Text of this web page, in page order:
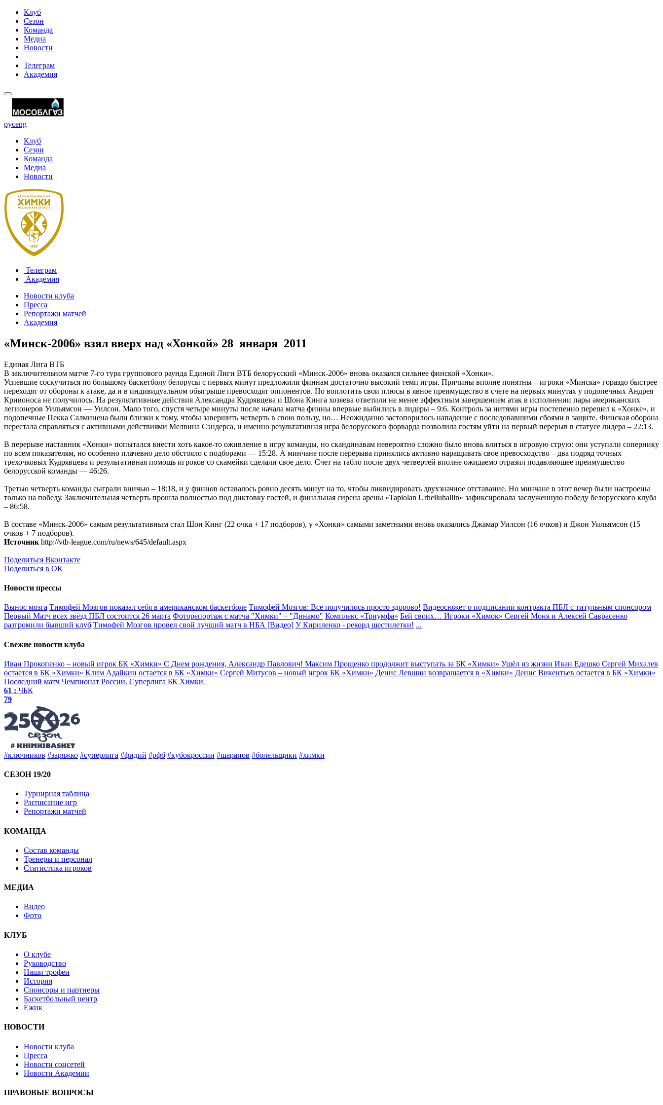
Клуб
Сезон
Команда
Медиа
Новости
Телеграм
Академия
русeng
Клуб
Сезон
Команда
Медиа
Новости
Телеграм
Академия
Новости клуба
Пресса
Репортажи матчей
Академия
«Минск-2006» взял вверх над «Хонкой» 28 января 2011
Единая Лига ВТБ
В заключительном матче 7-го тура группового раунда Единой Лиги ВТБ белорусский «Минск-2006» вновь оказался сильнее финской «Хонки».
Успевшие соскучиться по большому баскетболу белорусы с первых минут предложили финнам достаточно высокий темп игры. Причины вполне понятны – игроки «Минска» гораздо быстрее
переходят от обороны к атаке, да и в индивидуальном обыгрыше превосходят оппонентов. Но воплотить свои плюсы в явное преимущество в счете на первых минутах у подопечных Андрея
Кривоноса не получилось. На результативные действия Александра Кудрявцева и Шона Кинга хозяева ответили не менее эффектным завершением атак в исполнении пары американских
легионеров Уильямсон — Уилсон. Мало того, спустя четыре минуты после начала матча финны впервые выбились в лидеры – 9:6. Контроль за нитями игры постепенно перешел к «Хонке», и
подопечные Пекка Салминена были близки к тому, чтобы завершить четверть в свою пользу, но… Неожиданно застопорилось нападение с последовавшими сбоями в защите. Финская оборона
перестала справляться с активными действиями Мелвина Сэндерса, и именно результативная игра белорусского форварда позволила гостям уйти на первый перерыв в статусе лидера – 22:13.
В перерыве наставник «Хонки» попытался внести хоть какое-то оживление в игру команды, но скандинавам невероятно сложно было вновь влиться в игровую струю: они уступали сопернику
по всем показателям, но особенно плачевно дело обстояло с подборами — 15:28. А минчане после перерыва принялись активно наращивать свое превосходство – два подряд точных
трехочковых Кудрявцева и результативная помощь игроков со скамейки сделали свое дело. Счет на табло после двух четвертей вполне ожидаемо отразил подавляющее преимущество
белорусской команды — 46:26.
Третью четверть команды сыграли вничью – 18:18, и у финнов оставалось ровно десять минут на то, чтобы ликвидировать двухзначное отставание. Но минчане в этот вечер были настроены
только на победу. Заключительная четверть прошла полностью под диктовку гостей, и финальная сирена арены «Tapiolan Urheiluhallin» зафиксировала заслуженную победу белорусского клуба
– 86:58.
В составе «Минск-2006» самым результативным стал Шон Кинг (22 очка + 17 подборов), у «Хонки» самыми заметными вновь оказались Джамар Уилсон (16 очков) и Джон Уильямсон (15
очков + 7 подборов).
Источник http://vtb-league.com/ru/news/645/default.aspx
Поделиться Вконтакте
Поделиться в ОК
Новости прессы
Вынос мозга Тимофей Мозгов показал себя в американском баскетболе Тимофей Мозгов: Все получилось просто здорово! Видеосюжет о подписании контракта ПБЛ с титульным спонсором
Первый Матч всех звёзд ПБЛ состоится 26 марта Фоторепортаж с матча "Химки" – "Динамо" Комплекс «Триумфа» Бей своих… Игроки «Химок» Сергей Моня и Алексей Саврасенко
разгромили бывший клуб Тимофей Мозгов провел свой лучший матч в НБА [Видео] У Кириленко - рекорд шестилетки! ...
Свежие новости клуба
Иван Прокопенко – новый игрок БК «Химки» С Днем рождения, Александр Павлович! Максим Прощенко продолжит выступать за БК «Химки» Ушёл из жизни Иван Едешко Сергей Михалев
остается в БК «Химки» Клим Адайкин остается в БК «Химки» Сергей Митусов – новый игрок БК «Химки» Денис Левшин возвращается в «Химки» Денис Викентьев остается в БК «Химки»
Последний матч Чемпионат России. Суперлига БК Химки
61 : ЧБК
79
#ключников #заряжко #суперлига #фидий #рфб #кубокроссии #шарапов #болельщики #химки
СЕЗОН 19/20
Турнирная таблица
Расписание игр
Репортажи матчей
КОМАНДА
Состав команды
Тренеры и персонал
Статистика игроков
МЕДИА
Видео
Фото
КЛУБ
О клубе
Руководство
Наши трофеи
История
Спонсоры и партнеры
Баскетбольный центр
Ёжик
НОВОСТИ
Новости клуба
Пресса
Новости соцсетей
Новости Академии
ПРАВОВЫЕ ВОПРОСЫ